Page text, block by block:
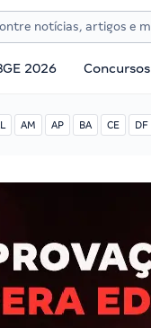
2026 Concursos
AM AP BA CE DF